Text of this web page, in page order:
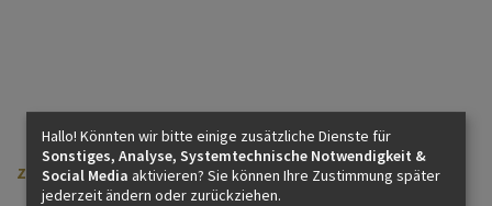
zurück
Hallo! Könnten wir bitte einige zusätzliche Dienste für
Sonstiges, Analyse, Systemtechnische Notwendigkeit &
Social Media aktivieren? Sie können Ihre Zustimmung später
jederzeit ändern oder zurückziehen.